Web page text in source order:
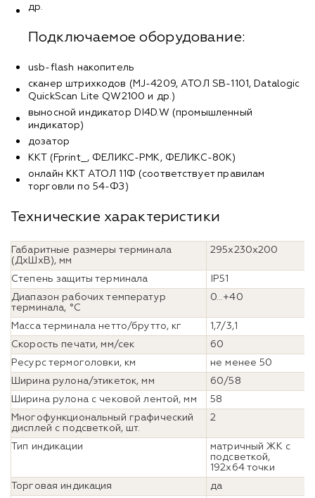
др.
Подключаемое оборудование:
usb-flash накопитель
сканер штрихкодов (MJ-4209, АТОЛ SB-1101, Datalogic
QuickScan Lite QW2100 и др.)
выносной индикатор DI4D.W (промышленный
индикатор)
дозатор
ККТ (Fprint_, ФЕЛИКС-РМК, ФЕЛИКС-80К)
онлайн ККТ АТОЛ 11Ф (соответствует правилам
торговли по 54-ФЗ)
Технические характеристики
Габаритные размеры терминала
(ДхШхВ), мм
295х230х200
Степень защиты терминала
IP51
Диапазон рабочих температур
терминала, °С
0…+40
Масса терминала нетто/брутто, кг
1,7/3,1
Скорость печати, мм/сек
60
Ресурс термоголовки, км
не менее 50
Ширина рулона/этикеток, мм
60/58
Ширина рулона с чековой лентой, мм
58
Многофункциональный графический
дисплей с подсветкой, шт.
2
Тип индикации
матричный ЖК с
подсветкой,
192х64 точки
Торговая индикация
да